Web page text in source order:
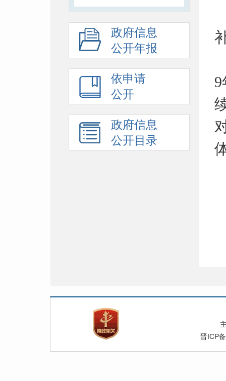
政府信息
公开年报
依申请
公开
政府信息
公开目录
晋ICP